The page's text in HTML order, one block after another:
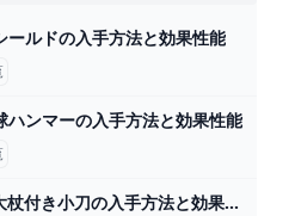
ールドの入手方法と効果性能
ハンマーの入手方法と効果性能
魔法の大杖付き小刀の入手方法と効果性能